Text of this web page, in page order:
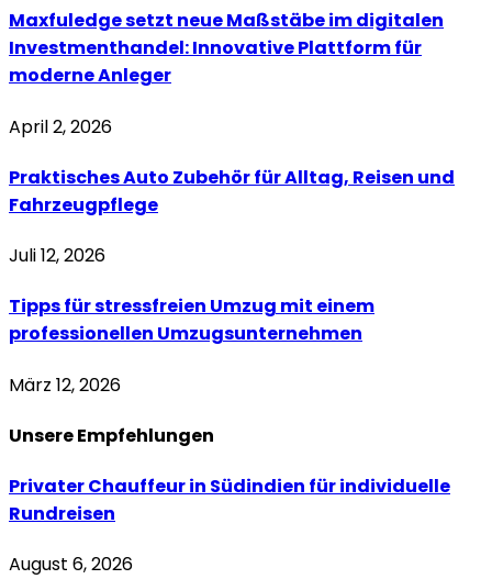
Maxfuledge setzt neue Maßstäbe im digitalen
Investmenthandel: Innovative Plattform für
moderne Anleger
April 2, 2026
Praktisches Auto Zubehör für Alltag, Reisen und
Fahrzeugpflege
Juli 12, 2026
Tipps für stressfreien Umzug mit einem
professionellen Umzugsunternehmen
März 12, 2026
UnsereEmpfehlungen
Privater Chauffeur in Südindien für individuelle
Rundreisen
August 6, 2026